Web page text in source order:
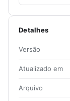
Detalhes
Versão
Atualizado em
Arquivo